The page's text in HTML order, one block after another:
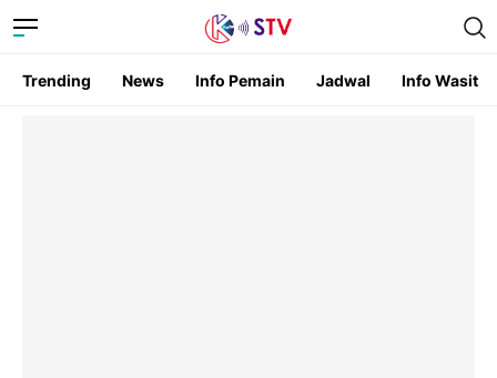
Trending News Info Pemain Jadwal Info Wasit